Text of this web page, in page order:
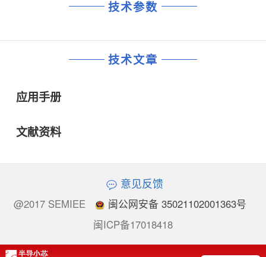
技术参数
技术文章
应用手册
文献资料
意见反馈
@2017 SEMIEE
闽公网安备 35021102001363号
闽ICP备17018418